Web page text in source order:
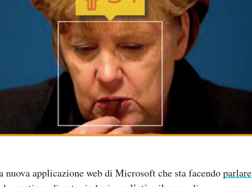
nuova applicazione web di Microsoft che sta facendoparlare